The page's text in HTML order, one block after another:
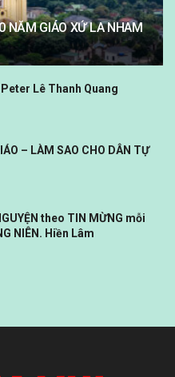
NĂM GIÁO XỨ LA NHAM
Lê Thanh Quang
– LÀM SAO CHO DÂN TỰ
theo TIN MỪNG mỗi
NIÊN. Hiền Lâm